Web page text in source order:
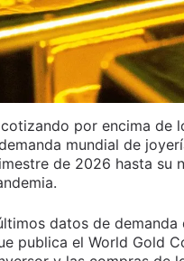
por encima de
mundial de
de 2026 hasta su
datos de demanda
publica el World Gold